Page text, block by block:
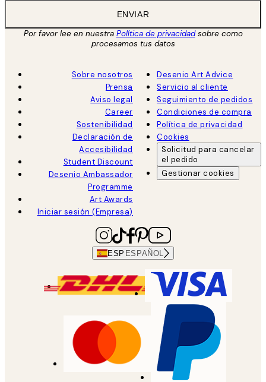
ENVIAR
Por favor lee en nuestra Política de privacidadsobre como
procesamos tus datos
Sobre nosotros
Prensa
Aviso legal
Career
Sostenibilidad
Declaración de
Accesibilidad
Student Discount
Desenio Ambassador
Programme
Art Awards
Iniciar sesión (Empresa)
Desenio Art Advice
Servicio al cliente
Seguimiento de pedidos
Condiciones de compra
Política de privacidad
Cookies
Solicitud para cancelar
el pedido
Gestionar cookies
ESP ESPAÑOL